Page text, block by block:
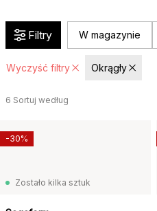
Filtry W magazynie
Wyczyść filtry Okrągły
6 Sortuj według
Zostało kilka sztuk
-30%